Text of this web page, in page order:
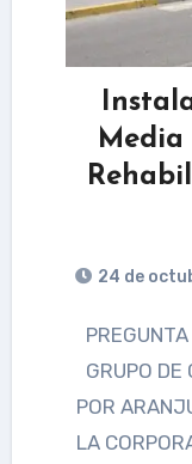
24 de
PREGUNTA ESCRITA QUE PRESENTA EL
GRUPO DE
POR
LA